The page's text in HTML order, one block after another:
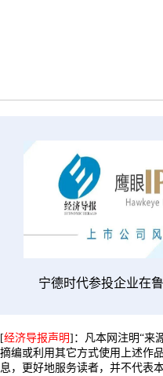
宁德时代参投企业在
[经济导报声明]：凡本网注明“来
摘编或利用其它方式使用上述作
息，更好地服务读者，并不代表